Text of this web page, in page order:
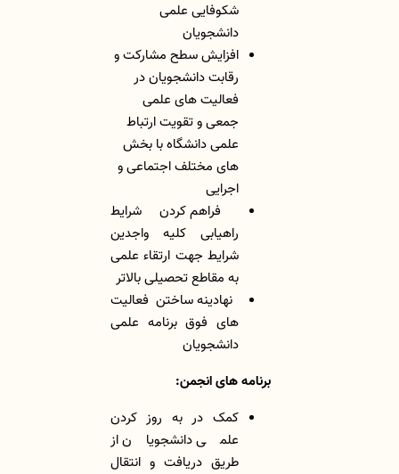
شکوفایی علمی
دانشجویان
افزایش سطح مشارکت و
رقابت دانشجویان در
فعالیت های علمی
جمعی و تقویت ارتباط
علمی دانشگاه با بخش
های مختلف اجتماعی و
اجرایی
فراهم کردن شرایط
راهیابی کلیه واجدین
شرایط جهت ارتقاء علمی
به مقاطع تحصیلی بالاتر
نهادینه ساختن فعالیت
های فوق برنامه علمی
دانشجویان
برنامه های انجمن:
کمک در به روز کردن
علمی دانشجویان از
طریق دریافت و انتقال